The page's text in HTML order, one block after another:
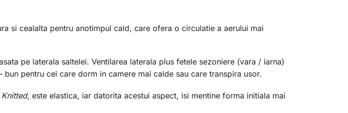
si cealalta pentru anotimpul cald, care ofera o circulatie a aerului mai
pe laterala saltelei. Ventilarea laterala plus fetele sezoniere (vara / iarna)
pentru cei care dorm in camere mai calde sau care transpira usor.
, este elastica, iar datorita acestui aspect, isi mentine forma initiala mai